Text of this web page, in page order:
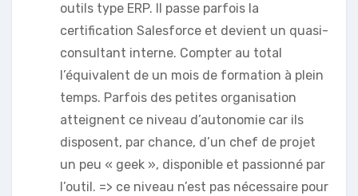
outils type ERP. Il passe parfois la
certification Salesforce et devient un quasi-
consultant interne. Compter au total
l’équivalent de un mois de formation à plein
temps. Parfois des petites organisation
atteignent ce niveau d’autonomie car ils
disposent, par chance, d’un chef de projet
un peu « geek », disponible et passionné par
l’outil. => ce niveau n’est pas nécessaire pour